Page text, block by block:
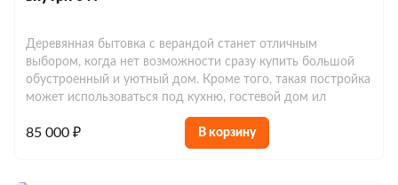
Деревянная бытовка с верандой станет отличным
выбором, когда нет возможности сразу купить большой
обустроенный и уютный дом. Кроме того, такая постройка
может использоваться под кухню, гостевой дом ил
85 000 ₽ В корзину